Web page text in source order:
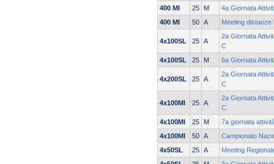
400 MI
25 M
4a Giornata
400 MI
50 A Meeting distanze
4x100SL 25 A
2a Giornata
C
4x100SL
25 M 6a Giornata
4x200SL 25 A
2a Giornata
C
4x100MI 25 A
2a Giornata
C
4x100MI
25 M
7a giornata
4x100MI
50 A
Campionato
4x50SL
25 A
Meeting